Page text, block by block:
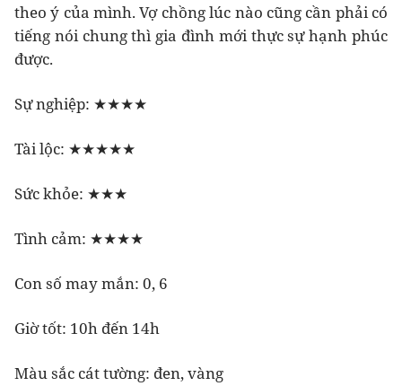
theo ý của mình. Vợ chồng lúc nào cũng cần phải có
tiếng nói chung thì gia đình mới thực sự hạnh phúc
được.
Sự nghiệp: ★★★★
Tài lộc: ★★★★★
Sức khỏe: ★★★
Tình cảm: ★★★★
Con số may mắn: 0, 6
Giờ tốt: 10h đến 14h
Màu sắc cát tường: đen, vàng